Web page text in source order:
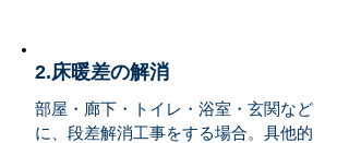
2.床暖差の解消
部屋・廊下・トイレ・浴室・玄関など
に、段差解消工事をする場合。具他的